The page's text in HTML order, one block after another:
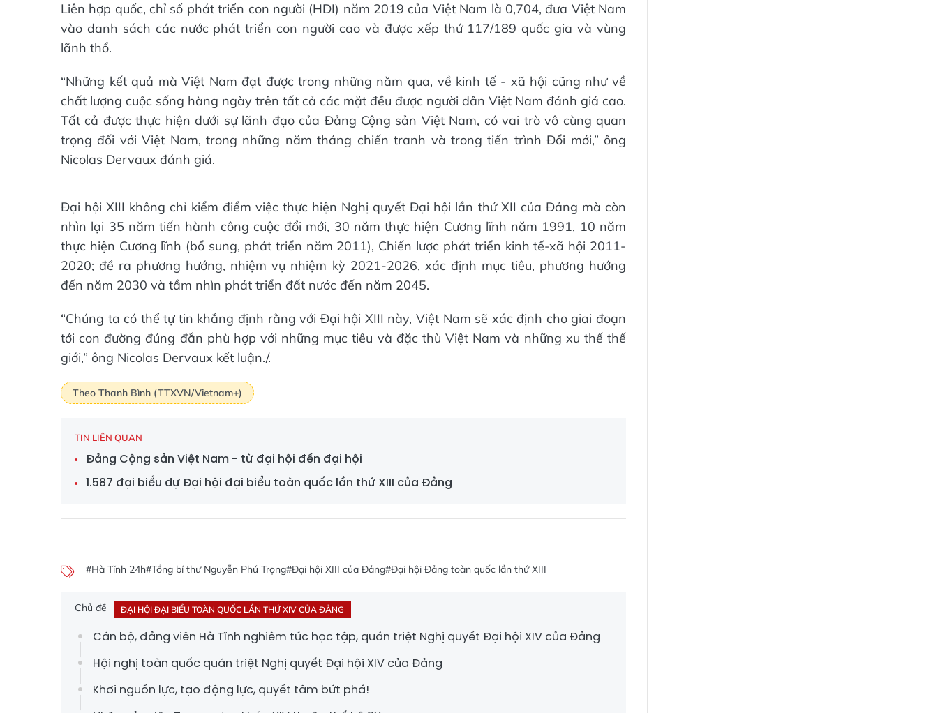
Liên hợp quốc, chỉ số phát triển con người (HDI) năm 2019 của Việt Nam là 0,704, đưa Việt Nam
vào danh sách các nước phát triển con người cao và được xếp thứ 117/189 quốc gia và vùng
lãnh thổ.
“Những kết quả mà Việt Nam đạt được trong những năm qua, về kinh tế - xã hội cũng như về
chất lượng cuộc sống hàng ngày trên tất cả các mặt đều được người dân Việt Nam đánh giá cao.
Tất cả được thực hiện dưới sự lãnh đạo của Đảng Cộng sản Việt Nam, có vai trò vô cùng quan
trọng đối với Việt Nam, trong những năm tháng chiến tranh và trong tiến trình Đổi mới,” ông
Nicolas Dervaux đánh giá.
Đại hội XIII không chỉ kiểm điểm việc thực hiện Nghị quyết Đại hội lần thứ XII của Đảng mà còn
nhìn lại 35 năm tiến hành công cuộc đổi mới, 30 năm thực hiện Cương lĩnh năm 1991, 10 năm
thực hiện Cương lĩnh (bổ sung, phát triển năm 2011), Chiến lược phát triển kinh tế-xã hội 2011-
2020; đề ra phương hướng, nhiệm vụ nhiệm kỳ 2021-2026, xác định mục tiêu, phương hướng
đến năm 2030 và tầm nhìn phát triển đất nước đến năm 2045.
“Chúng ta có thể tự tin khẳng định rằng với Đại hội XIII này, Việt Nam sẽ xác định cho giai đoạn
tới con đường đúng đắn phù hợp với những mục tiêu và đặc thù Việt Nam và những xu thế thế
giới,” ông Nicolas Dervaux kết luận./.
Theo Thanh Bình (TTXVN/Vietnam+)
TIN LIÊN QUAN
Đảng Cộng sản Việt Nam - từ đại hội đến đại hội
1.587 đại biểu dự Đại hội đại biểu toàn quốc lần thứ XIII của Đảng
#Hà Tĩnh 24h#Tổng bí thư Nguyễn Phú Trọng#Đại hội XIII của Đảng#Đại hội Đảng toàn quốc lần thứ XIII
Chủ đề ĐẠI HỘI ĐẠI BIỂU TOÀN QUỐC LẦN THỨ XIV CỦA ĐẢNG
Cán bộ, đảng viên Hà Tĩnh nghiêm túc học tập, quán triệt Nghị quyết Đại hội XIV của Đảng
Hội nghị toàn quốc quán triệt Nghị quyết Đại hội XIV của Đảng
Khơi nguồn lực, tạo động lực, quyết tâm bứt phá!